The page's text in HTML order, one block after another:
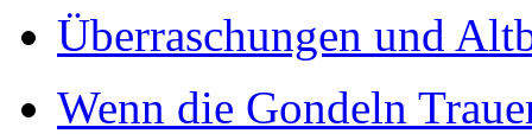
Überraschungen und
Wenn die Gondeln